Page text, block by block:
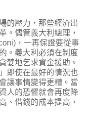
的壓力，那些經濟出
。儘管義大利總理，
，一再保證要從事
。義大利必須在制度
婪地乞求資金援助。
即使在最好的情況也
讓事情變得更糟。當
人的恐懼就會再度降
、借錢的成本提高，